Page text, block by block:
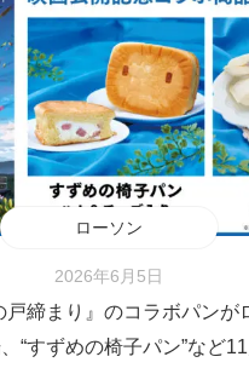
ローソン
2026年6月5日
戸締まり』のコラボパンが
“すずめの椅子パン”など